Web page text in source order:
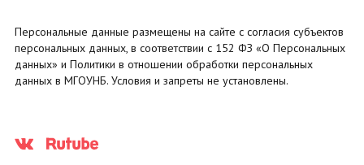
Персональные данные размещены на сайте с согласия субъектов
персональных данных, в соответствии с 152 ФЗ «О Персональных
данных» и Политики в отношении обработки персональных
данных в МГОУНБ. Условия и запреты не установлены.